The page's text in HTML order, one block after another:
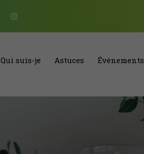
Qui suis-je Astuces Événements